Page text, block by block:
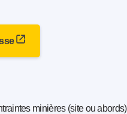
minières (site ou